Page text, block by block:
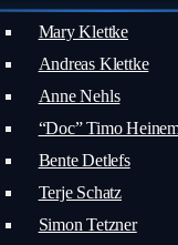
Mary Klettke
Andreas Klettke
Anne Nehls
“Doc” Timo
Bente Detlefs
Terje Schatz
Simon Tetzner